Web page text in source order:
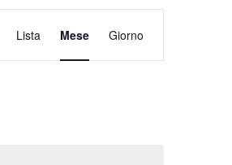
Evento
Viste
Navigazione
Lista Mese Giorno